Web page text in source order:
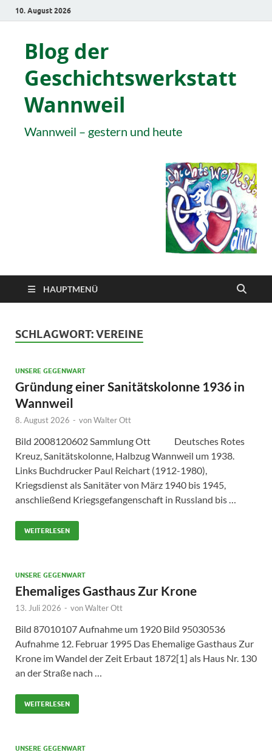
10. August 2026
Blog der
Geschichtswerkstatt
Wannweil
Wannweil – gestern und heute
HAUPTMENÜ
SCHLAGWORT:VEREINE
UNSERE GEGENWART
Gründung einer Sanitätskolonne 1936 in
Wannweil
8. August 2026 - vonWalter Ott
Bild 2008120602 Sammlung Ott Deutsches Rotes
Kreuz, Sanitätskolonne, Halbzug Wannweil um 1938.
Links Buchdrucker Paul Reichart (1912-1980),
Kriegsdienst als Sanitäter von März 1940 bis 1945,
anschließend Kriegsgefangenschaft in Russland bis …
WEITERLESEN
UNSERE GEGENWART
Ehemaliges Gasthaus Zur Krone
13. Juli 2026 - vonWalter Ott
Bild 87010107 Aufnahme um 1920 Bild 95030536
Aufnahme 12. Februar 1995 Das Ehemalige Gasthaus Zur
Krone im Wandel der Zeit Erbaut 1872[1] als Haus Nr. 130
an der Straße nach …
WEITERLESEN
UNSERE GEGENWART